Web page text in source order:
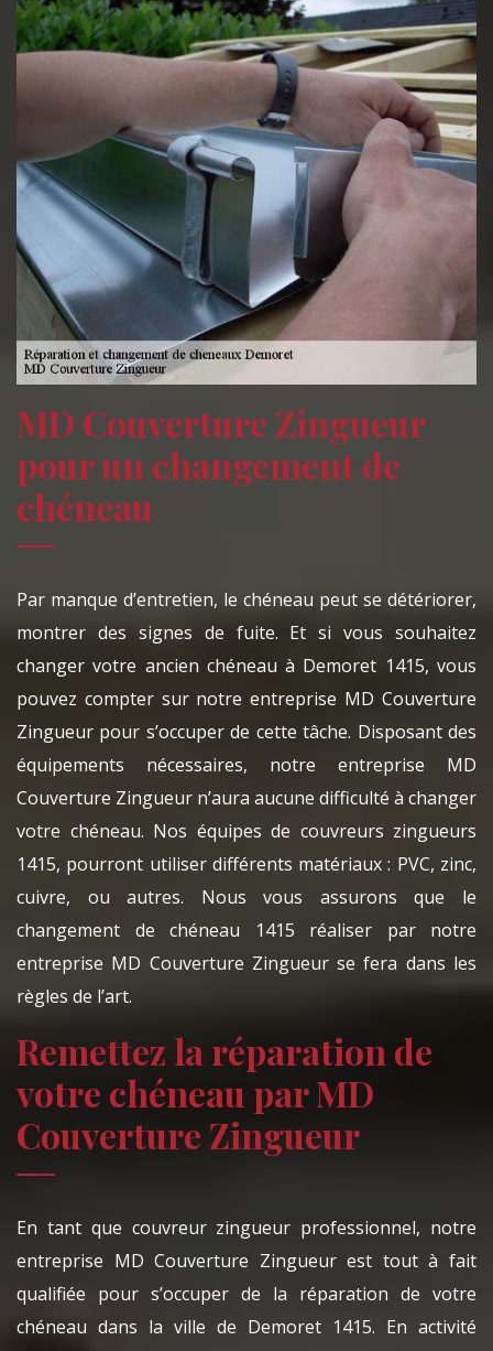
MD Couverture Zingueur
pour un changement de
chéneau
Par manque d’entretien, le chéneau peut se détériorer,
montrer des signes de fuite. Et si vous souhaitez
changer votre ancien chéneau à Demoret 1415, vous
pouvez compter sur notre entreprise MD Couverture
Zingueur pour s’occuper de cette tâche. Disposant des
équipements nécessaires, notre entreprise MD
Couverture Zingueur n’aura aucune difficulté à changer
votre chéneau. Nos équipes de couvreurs zingueurs
1415, pourront utiliser différents matériaux : PVC, zinc,
cuivre, ou autres. Nous vous assurons que le
changement de chéneau 1415 réaliser par notre
entreprise MD Couverture Zingueur se fera dans les
règles de l’art.
Remettez la réparation de
votre chéneau par MD
Couverture Zingueur
En tant que couvreur zingueur professionnel, notre
entreprise MD Couverture Zingueur est tout à fait
qualifiée pour s’occuper de la réparation de votre
chéneau dans la ville de Demoret 1415. En activité